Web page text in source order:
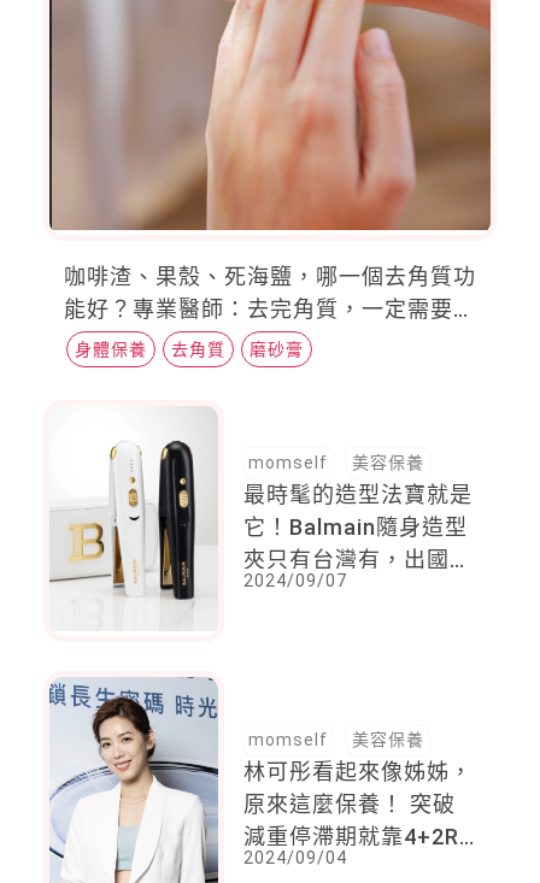
咖啡渣、果殼、死海鹽，哪一個去角質功
能好？專業醫師：去完角質，一定需要做
這件事
身體保養 去角質 磨砂膏
momself 美容保養
最時髦的造型法寶就是
它！Balmain隨身造型
夾只有台灣有，出國旅
遊有了它頭髮隨時都有
2024/09/07
momself 美容保養
林可彤看起來像姊姊，
原來這麼保養！ 突破
減重停滯期就靠4+2R
飲食法
2024/09/04